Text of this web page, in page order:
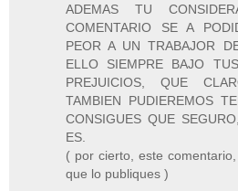
ADEMAS TU
COMENTARIO SE A
PEOR A UN TRABAJOR
ELLO SIEMPRE BAJO
PREJUICIOS, QUE
TAMBIEN PUDIEREMOS
CONSIGUES QUE
ES.
( por cierto, este
que lo publiques )